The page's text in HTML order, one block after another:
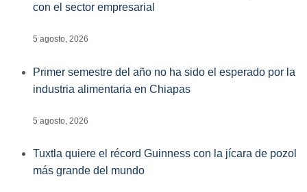
con el sector empresarial
5 agosto, 2026
Primer semestre del año no ha sido el esperado por la
industria alimentaria en Chiapas
5 agosto, 2026
Tuxtla quiere el récord Guinness con la jícara de pozol
más grande del mundo